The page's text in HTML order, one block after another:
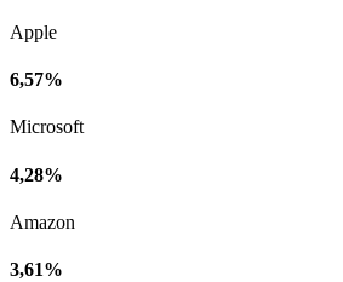
Apple
6,57%
Microsoft
4,28%
Amazon
3,61%